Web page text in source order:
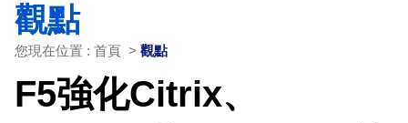
觀點
您現在位置 : 首頁 > 觀點
F5強化Citrix、